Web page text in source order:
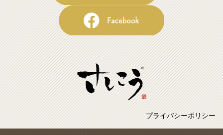
プライバシーポリシー